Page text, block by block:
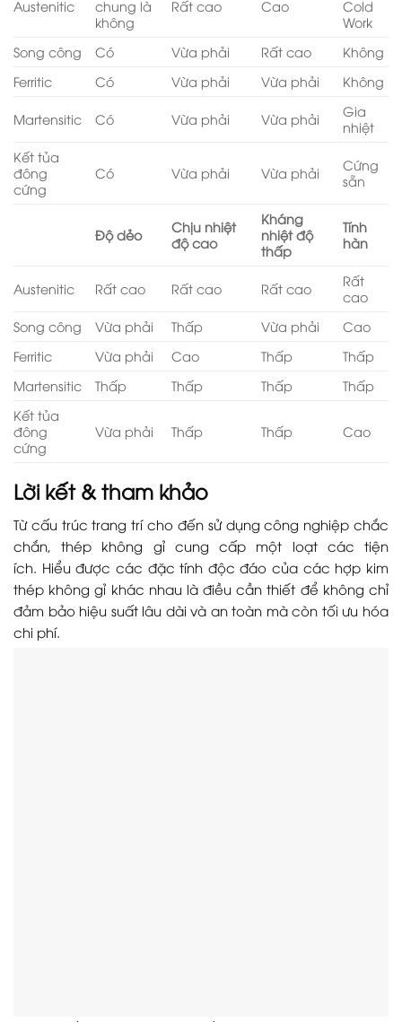
Austenitic
chung là
không
Rất cao Cao
Cold
Work
Song công
Có Vừa phải Rất cao
Không
Ferritic
Có Vừa phải Vừa phải Không
Martensitic Có Vừa phải Vừa phải
Gia
nhiệt
Kết tủa
đông
cứng
Có Vừa phải Vừa phải
Cứng
sẵn
Độ dẻo
Chịu nhiệt
độ cao
Kháng
nhiệt độ
thấp
Tính
hàn
Austenitic Rất cao Rất cao Rất cao
Rất
cao
Song công
Vừa phải Thấp Vừa phải
Cao
Ferritic
Vừa phải Cao Thấp
Thấp
Martensitic
Thấp Thấp Thấp
Thấp
Kết tủa
đông
cứng
Vừa phải Thấp Thấp Cao
Lời kết & tham khảo
Từ cấu trúc trang trí cho đến sử dụng công nghiệp chắc
chắn, thép không gỉ cung cấp một loạt các tiện
ích. Hiểu được các đặc tính độc đáo của các hợp kim
thép không gỉ khác nhau là điều cần thiết để không chỉ
đảm bảo hiệu suất lâu dài và an toàn mà còn tối ưu hóa
chi phí.